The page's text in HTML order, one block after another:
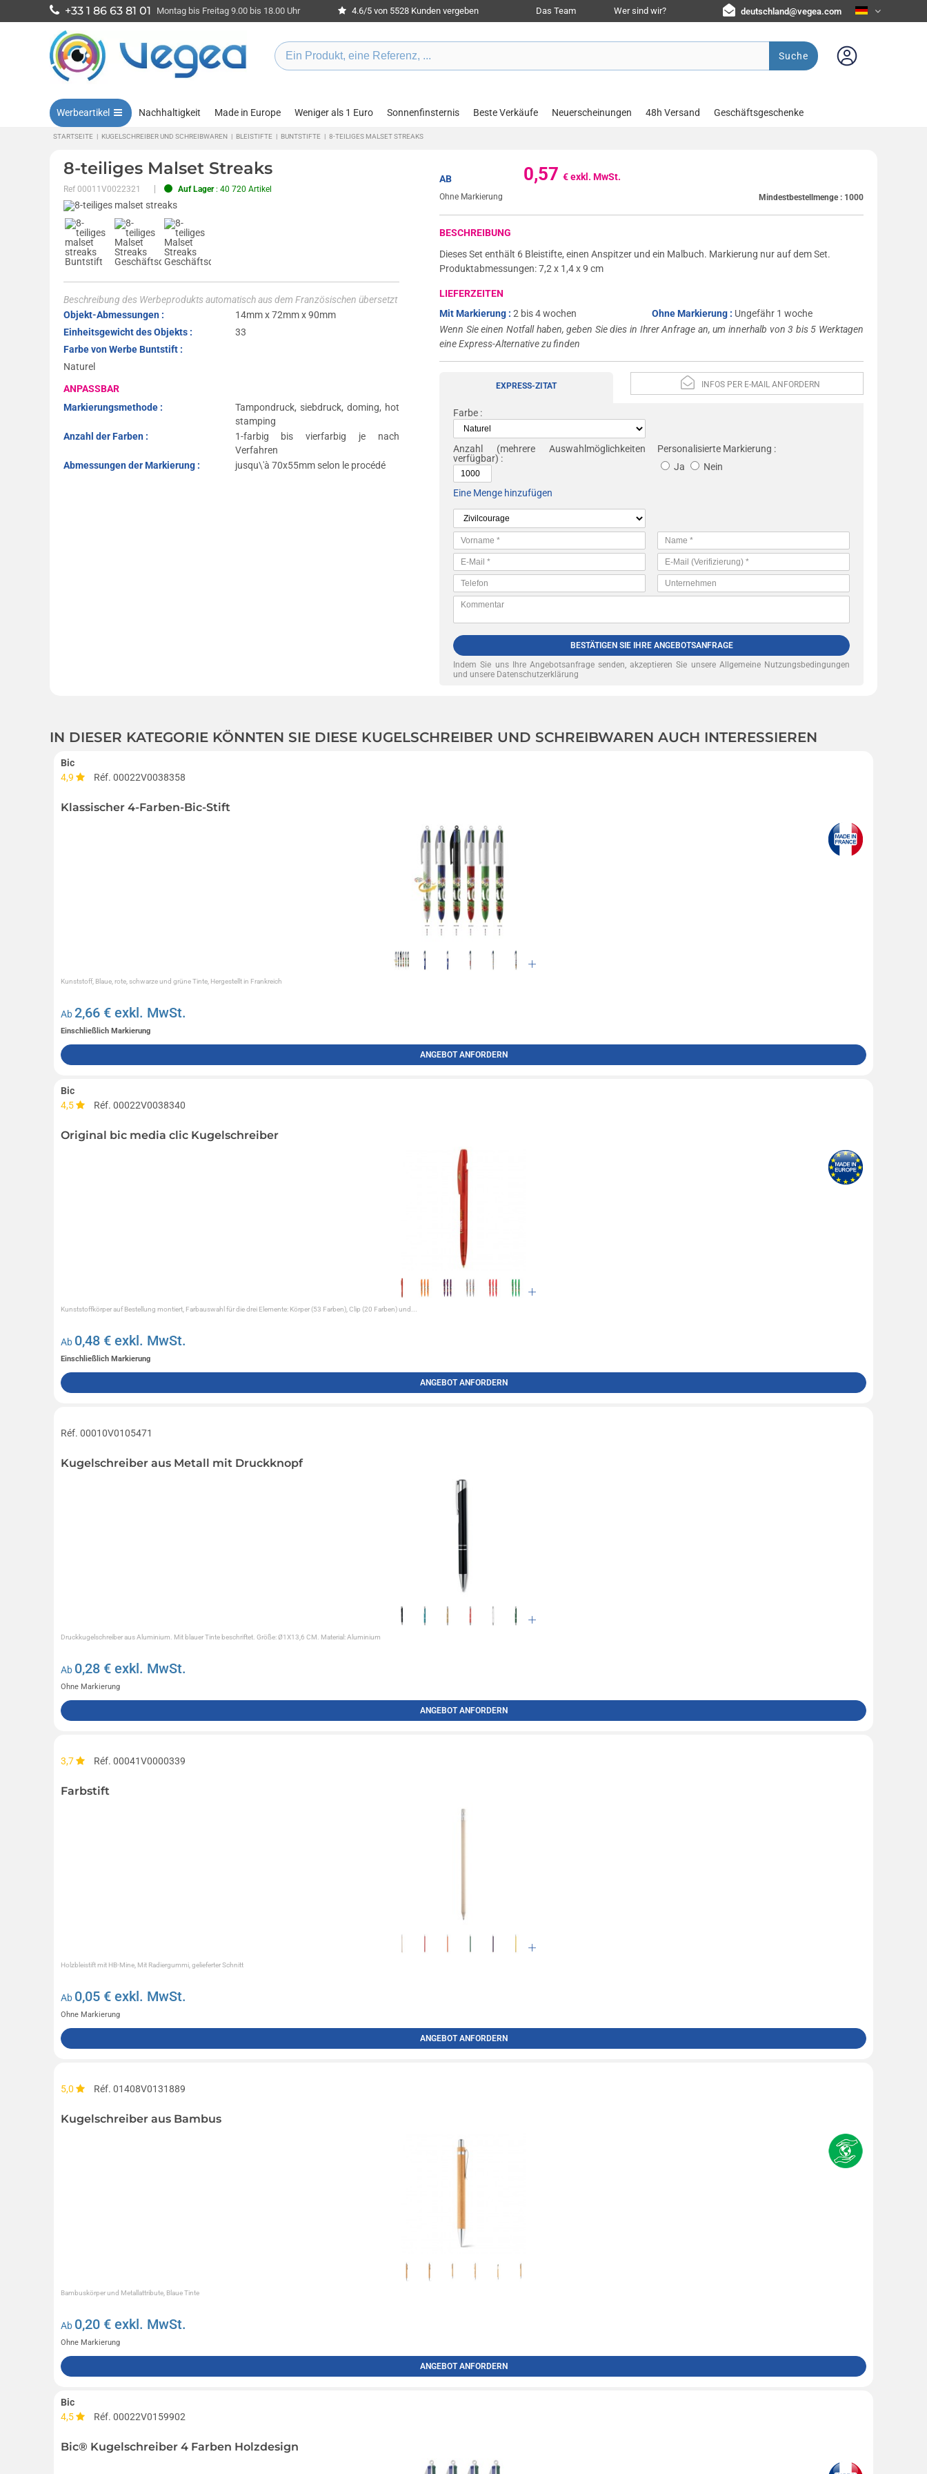
+33 1 86 63 81 01 Montag bis Freitag 9.00 bis 18.00 Uhr 4.6/5 von 5528 Kunden vergeben Das Team Wer sind wir? deutschland@vegea.com
Suche
Werbeartikel Nachhaltigkeit Made in Europe Weniger als 1 Euro Sonnenfinsternis Beste Verkäufe Neuerscheinungen 48h Versand Geschäftsgeschenke
STARTSEITE | KUGELSCHREIBER UND SCHREIBWAREN | BLEISTIFTE | BUNTSTIFTE | 8-TEILIGES MALSET STREAKS
8-teiliges Malset Streaks
Ref 00011V0022321 Auf Lager: 40 720 Artikel
Beschreibung des Werbeprodukts automatisch aus dem Französischen übersetzt
Objekt-Abmessungen :
14mm x 72mm x 90mm
Einheitsgewicht des Objekts :
33
Farbe von Werbe Buntstift :
Naturel
ANPASSBAR
Markierungsmethode :
Tampondruck, siebdruck, doming, hot
stamping
Anzahl der Farben :
1-farbig bis vierfarbig je nach
Verfahren
Abmessungen der Markierung :
jusqu\'à 70x55mm selon le procédé
0,57€ exkl. MwSt.
AB
Ohne Markierung Mindestbestellmenge : 1000
BESCHREIBUNG
Dieses Set enthält 6 Bleistifte, einen Anspitzer und ein Malbuch. Markierung nur auf dem Set.
Produktabmessungen: 7,2 x 1,4 x 9 cm
LIEFERZEITEN
Mit Markierung :2 bis 4 wochen Ohne Markierung : Ungefähr 1 woche
Wenn Sie einen Notfall haben, geben Sie dies in Ihrer Anfrage an, um innerhalb von 3 bis 5 Werktagen
eine Express-Alternative zu finden
INFOS PER E-MAIL ANFORDERN
EXPRESS-ZITAT
Farbe :
Anzahl
(mehrere Auswahlmöglichkeiten
verfügbar) :
Eine Menge hinzufügen
Personalisierte Markierung :
Ja
Nein
BESTÄTIGEN SIE IHRE ANGEBOTSANFRAGE
Indem Sie uns Ihre Angebotsanfrage senden, akzeptieren Sie unsere Allgemeine Nutzungsbedingungen
und unsere Datenschutzerklärung
IN DIESER KATEGORIE KÖNNTEN SIE DIESE KUGELSCHREIBER UND SCHREIBWAREN AUCH INTERESSIEREN
Bic
4,9
Réf. 00022V0038358
Klassischer 4-Farben-Bic-Stift
Kunststoff, Blaue, rote, schwarze und grüne Tinte, Hergestellt in Frankreich
Ab2,66 € exkl. MwSt.
Einschließlich Markierung
ANGEBOT ANFORDERN
Bic
4,5
Réf. 00022V0038340
Original bic media clic Kugelschreiber
Kunststoffkörper auf Bestellung montiert, Farbauswahl für die drei Elemente: Körper (53 Farben), Clip (20 Farben) und...
Ab 0,48 € exkl. MwSt.
Einschließlich Markierung
ANGEBOT ANFORDERN
Réf. 00010V0105471
Kugelschreiber aus Metall mit Druckknopf
Druckkugelschreiber aus Aluminium. Mit blauer Tinte beschriftet. Größe: Ø1X13,6 CM. Material: Aluminium
Ab 0,28 € exkl. MwSt.
Ohne Markierung
ANGEBOT ANFORDERN
3,7 Réf. 00041V0000339
Farbstift
Holzbleistift mit HB-Mine, Mit Radiergummi, gelieferter Schnitt
Ab 0,05 € exkl. MwSt.
Ohne Markierung
ANGEBOT ANFORDERN
5,0 Réf. 01408V0131889
Kugelschreiber aus Bambus
Bambuskörper und Metallattribute, Blaue Tinte
Ab 0,20 € exkl. MwSt.
Ohne Markierung
ANGEBOT ANFORDERN
Bic
4,5
Réf. 00022V0159902
Bic® Kugelschreiber 4 Farben Holzdesign